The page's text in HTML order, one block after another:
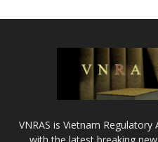
VNRAS is Vietnam